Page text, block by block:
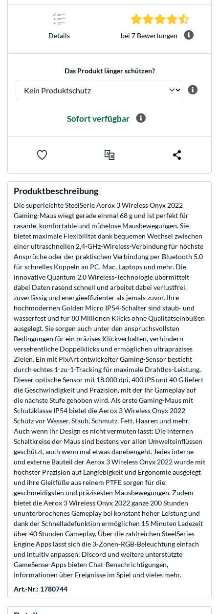
Details bei 7 Bewertungen
Das Produkt länger schützen?
Sofort verfügbar
Produktbeschreibung
Die superleichte SteelSerie Aerox 3 Wireless Onyx 2022
Gaming-Maus wiegt gerade einmal 68 g und ist perfekt für
rasante, komfortable und mühelose Mausbewegungen. Sie
bietet maximale Flexibilität dank bequemen Wechsel zwischen
einer ultraschnellen 2,4-GHz-Wireless-Verbindung für höchste
Ansprüche oder der praktischen Verbindung per Bluetooth 5.0
für schnelles Koppeln an PC, Mac, Laptops und mehr. Die
innovative Quantum 2.0 Wireless-Technologie übermittelt
dabei Daten rasend schnell und arbeitet dabei verlustfrei,
zuverlässig und energieeffizienter als jemals zuvor. Ihre
hochmodernen Golden Micro IP54-Schalter sind staub- und
wasserfest und für 80 Millionen Klicks ohne Qualitätseinbußen
ausgelegt. Sie sorgen auch unter den anspruchsvollsten
Bedingungen für ein präzises Klickverhalten, verhindern
versehentliche Doppelklicks und ermöglichen ultrapräzises
Zielen. Ein mit PixArt entwickelter Gaming-Sensor besticht
durch echtes 1-zu-1-Tracking für maximale Drahtlos-Leistung.
Dieser optische Sensor mit 18.000 dpi, 400 IPS und 40 G liefert
die Geschwindigkeit und Präzision, mit der Ihr Gameplay auf
die nächste Stufe gehoben wird. Als erste Gaming-Maus mit
Schutzklasse IP54 bietet die Aerox 3 Wireless Onyx 2022
Schutz vor Wasser, Staub, Schmutz, Fett, Haaren und mehr.
Auch wenn ihr Design es nicht vermuten lässt: Die internen
Schaltkreise der Maus sind bestens vor allen Umwelteinflüssen
geschützt, auch wenn mal etwas danebengeht. Jedes interne
und externe Bauteil der Aerox 3 Wireless Onyx 2022 wurde mit
höchster Präzision auf Langlebigkeit und Ergonomie ausgelegt
und ihre Gleitfüße aus reinem PTFE sorgen für die
geschmeidigsten und präzisesten Mausbewegungen. Zudem
bietet die Aerox 3 Wireless Onyx 2022 ganze 200 Stunden
ununterbrochenes Gameplay bei konstant hoher Leistung und
dank der Schnelladefunktion ermöglichen 15 Minuten Ladezeit
über 40 Stunden Gameplay. Über die zahlreichen SteelSeries
Engine Apps lässt sich die 3-Zonen-RGB-Beleuchtung einfach
und intuitiv anpassen; Discord und weitere unterstützte
GameSense-Apps bieten Chat-Benachrichtigungen,
Informationen über Ereignisse im Spiel und vieles mehr.
Art.-Nr.: 1780744